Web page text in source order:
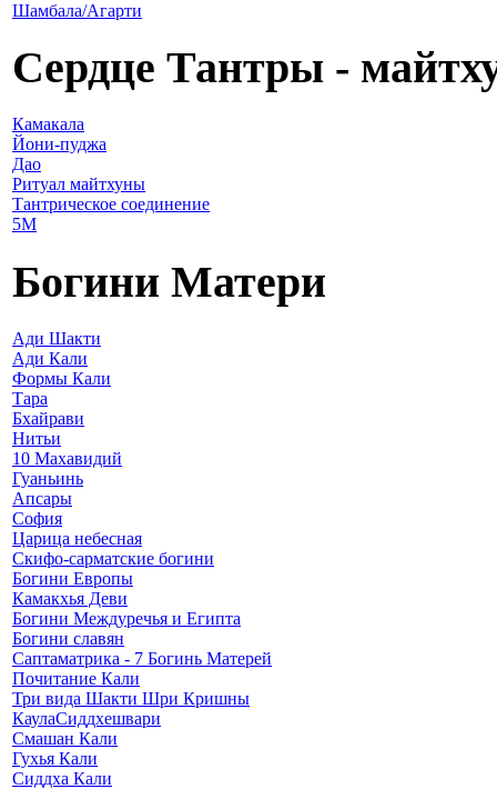
Шамбала/Агарти
Сердце Тантры -
Камакала
Йони-пуджа
Дао
Ритуал майтхуны
Тантрическое соединение
5М
Богини Матери
Ади Шакти
Ади Кали
Формы Кали
Тара
Бхайрави
Нитьи
10 Махавидий
Гуаньинь
Апсары
София
Царица небесная
Скифо-сарматские богини
Богини Европы
Камакхья Деви
Богини Междуречья и Египта
Богини славян
Саптаматрика - 7 Богинь Матерей
Почитание Кали
Три вида Шакти Шри Кришны
КаулаСиддхешвари
Смашан Кали
Гухья Кали
Сиддха Кали